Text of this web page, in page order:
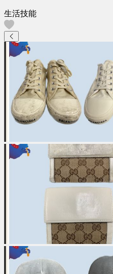
生活技能